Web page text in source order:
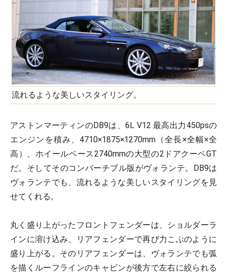
流れるような美しいスタイリング。
アストンマーティンのDB9は、6L V12 最高出力450psの
エンジンを積み、4710×1875×1270mm（全長×全幅×全
高）、ホイールベース2740mmの大型の2ドアクーペGT
だ。そしてそのコンバーチブル版がヴォランテ。DB9は
ヴォランテでも、流れるような美しいスタイリングを見
せてくれる。
丸く盛り上がったフロントフェンダーは、ショルダーラ
インに溶け込み、リアフェンダーで再び力こぶのように
盛り上がる。そのリアフェンダーは、ヴォランテでも弧
を描くルーフラインのキャビンが後方で左右に絞られる